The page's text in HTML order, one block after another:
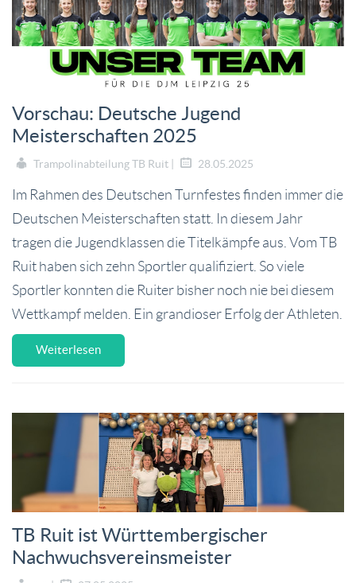
Vorschau: Deutsche Jugend
Meisterschaften 2025
Trampolinabteilung TB Ruit | 28.05.2025
Im Rahmen des Deutschen Turnfestes finden immer die
Deutschen Meisterschaften statt. In diesem Jahr
tragen die Jugendklassen die Titelkämpfe aus. Vom TB
Ruit haben sich zehn Sportler qualifiziert. So viele
Sportler konnten die Ruiter bisher noch nie bei diesem
Wettkampf melden. Ein grandioser Erfolg der Athleten.
Weiterlesen
TB Ruit ist Württembergischer
Nachwuchsvereinsmeister